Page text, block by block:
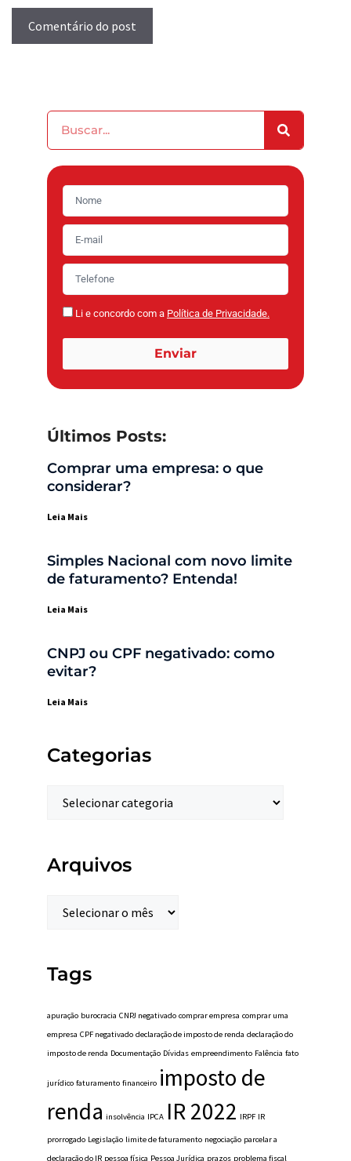
Li e concordo com a Política de Privacidade.
Enviar
Últimos Posts:
Comprar uma empresa: o que
considerar?
Leia Mais
Simples Nacional com novo limite
de faturamento? Entenda!
Leia Mais
CNPJ ou CPF negativado: como
evitar?
Leia Mais
Categorias
Arquivos
Tags
apuração burocracia CNPJ negativado comprar empresa comprar uma
empresa CPF negativado declaração de imposto de renda declaração do
imposto de renda Documentação Dívidas empreendimento Falência fato
jurídico faturamento financeiro imposto de
renda insolvência IPCA IR 2022 IRPF IR
prorrogado Legislação limite de faturamento negociação parcelar a
declaração do IR pessoa física Pessoa Jurídica prazos problema fiscal